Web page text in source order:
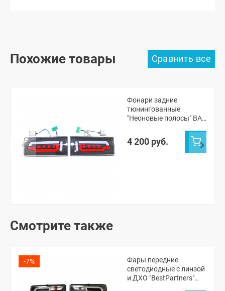
Похожие товары
Фонари задние
тюнингованные
"Неоновые полосы" ВАЗ
4 200 руб.
Смотрите также
-7%
Фары передние
светодиодные с линзой
и ДХО "BestPartners"